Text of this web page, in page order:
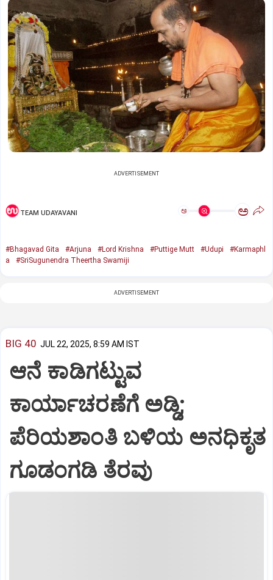
ADVERTISEMENT
TEAM UDAYAVANI ಅ ಅ
#Bhagavad Gita #Arjuna #Lord Krishna #Puttige Mutt #Udupi
#Karmaphl
a
#SriSugunendra Theertha Swamiji
ADVERTISEMENT
BIG 40 JUL 22, 2025, 8:59 AM IST
ಆನೆ ಕಾಡಿಗಟ್ಟುವ
ಕಾರ್ಯಾಚರಣೆಗೆ ಅಡ್ಡಿ;
ಪೆರಿಯಶಾಂತಿ ಬಳಿಯ ಅನಧಿಕೃತ
ಗೂಡಂಗಡಿ ತೆರವು